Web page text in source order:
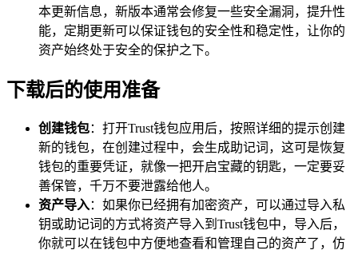
本更新信息，新版本通常会修复一些安全漏洞，提升性
能，定期更新可以保证钱包的安全性和稳定性，让你的
资产始终处于安全的保护之下。
下载后的使用准备
创建钱包：打开Trust钱包应用后，按照详细的提示创建
新的钱包，在创建过程中，会生成助记词，这可是恢复
钱包的重要凭证，就像一把开启宝藏的钥匙，一定要妥
善保管，千万不要泄露给他人。
资产导入：如果你已经拥有加密资产，可以通过导入私
钥或助记词的方式将资产导入到Trust钱包中，导入后，
你就可以在钱包中方便地查看和管理自己的资产了，仿